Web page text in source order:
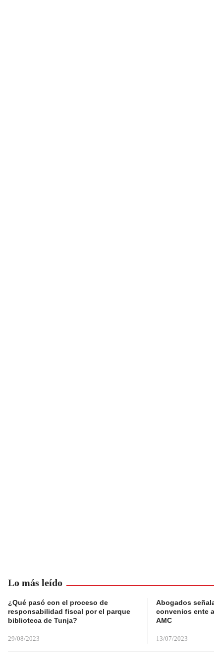
Lo más leído
¿Qué pasó con el proceso de
responsabilidad fiscal por el parque
biblioteca de Tunja?
29/08/2023
Abogados
convenios ente
AMC
13/07/2023